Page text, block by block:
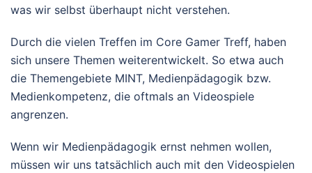
was wir selbst überhaupt nicht verstehen.
Durch die vielen Treffen im Core Gamer Treff, haben
sich unsere Themen weiterentwickelt. So etwa auch
die Themengebiete MINT, Medienpädagogik bzw.
Medienkompetenz, die oftmals an Videospiele
angrenzen.
Wenn wir Medienpädagogik ernst nehmen wollen,
müssen wir uns tatsächlich auch mit den Videospielen